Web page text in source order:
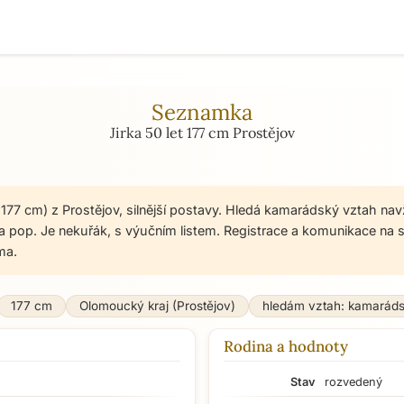
Seznamka
Jirka 50 let 177 cm Prostějov
cm) z Prostějov, silnější postavy. Hledá kamarádský vztah
pop. Je nekuřák, s výučním listem. Registrace a komunikace na
177 cm Olomoucký kraj (Prostějov) hledám vztah:
Rodina a hodnoty
Stav
rozvedený